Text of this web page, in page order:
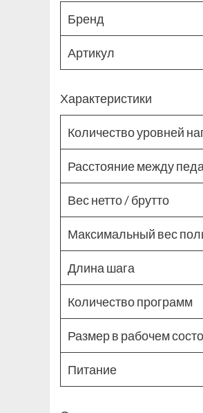
Бренд
Артикул
Характеристики
Количество уровней
Расстояние между
Вес нетто / брутто
Максимальный вес
Длина шага
Количество программ
Размер в рабочем
Питание